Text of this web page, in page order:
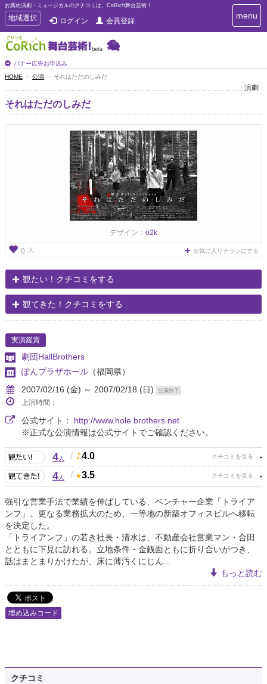
お薦め演劇・ミュージカルのクチコミは、CoRich舞台芸術！
T
o
g
g
e
n
a
v
i
地域選択 ログイン 会員登録
バナー広告お申込み
T
o
i
menu
HOME 公演 それはただのしみだ
演劇
それはただのしみだ
デザイン： o2k
0 人 お気に入りチラシにする
観たい！クチコミをする
観てきた！クチコミをする
実演鑑賞
劇団HallBrothers
ぽんプラザホール （福岡県）
2007/02/16 (金) ～ 2007/02/18 (日)
公演終了
上演時間：
公式サイト： http://www.hole.brothers.net
※正式な公演情報は公式サイトでご確認ください。
4人 / 4.0
4人 / 3.5
強引な営業手法で業績を伸ばしている、ベンチャー企業「トライア
ンフ」。更なる業務拡大のため、一等地の新築オフィスビルへ移転
を決定した。
「トライアンフ」の若き社長・清水は、不動産会社営業マン・合田
とともに下見に訪れる。立地条件・金銭面ともに折り合いがつき、
話はまとまりかけたが、床に薄汚くにじん...
もっと読む
埋め込みコード
クチコミ